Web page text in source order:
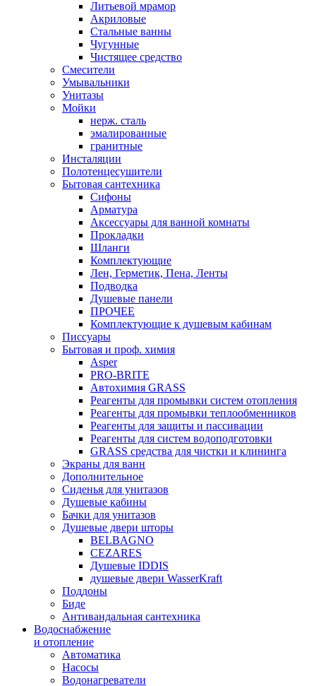
Литьевой мрамор
Акриловые
Стальные ванны
Чугунные
Чистящее средство
Смесители
Умывальники
Унитазы
Мойки
нерж. сталь
эмалированные
гранитные
Инсталяции
Полотенцесушители
Бытовая сантехника
Сифоны
Арматура
Аксессуары для ванной комнаты
Прокладки
Шланги
Комплектующие
Лен, Герметик, Пена, Ленты
Подводка
Душевые панели
ПРОЧЕЕ
Комплектующие к душевым кабинам
Писсуары
Бытовая и проф. химия
Asper
PRO-BRITE
Автохимия GRASS
Реагенты для промывки систем отопления
Реагенты для промывки теплообменников
Реагенты для защиты и пассивации
Реагенты для систем водоподготовки
GRASS средства для чистки и клининга
Экраны для ванн
Дополнительное
Сиденья для унитазов
Душевые кабины
Бачки для унитазов
Душевые двери шторы
BELBAGNO
CEZARES
Душевые IDDIS
душевые двери WasserKraft
Поддоны
Биде
Антивандальная сантехника
Водоснабжение
и отопление
Автоматика
Насосы
Водонагреватели